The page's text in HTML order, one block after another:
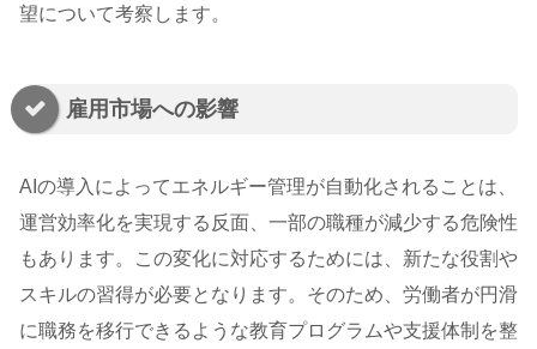
望について考察します。
雇用市場への影響
AIの導入によってエネルギー管理が自動化されることは、
運営効率化を実現する反面、一部の職種が減少する危険性
もあります。この変化に対応するためには、新たな役割や
スキルの習得が必要となります。そのため、労働者が円滑
に職務を移行できるような教育プログラムや支援体制を整